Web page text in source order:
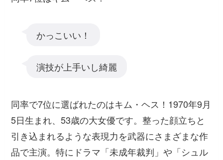
かっこいい！
演技が上手いし綺麗
同率で7位に選ばれたのはキム・ヘス！1970年9月
5日生まれ、53歳の大女優です。整った顔立ちと
引き込まれるような表現力を武器にさまざまな作
品で主演。特にドラマ「未成年裁判」や「シュル